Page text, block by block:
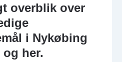
overblik over
i Nykøbing
her.